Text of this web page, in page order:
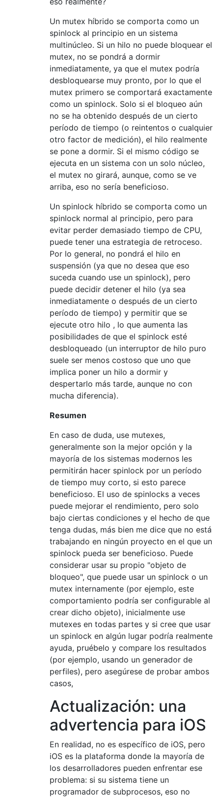
Un mutex híbrido se comporta como un
spinlock al principio en un sistema
multinúcleo. Si un hilo no puede bloquear el
mutex, no se pondrá a dormir
inmediatamente, ya que el mutex podría
desbloquearse muy pronto, por lo que el
mutex primero se comportará exactamente
como un spinlock. Solo si el bloqueo aún
no se ha obtenido después de un cierto
período de tiempo (o reintentos o cualquier
otro factor de medición), el hilo realmente
se pone a dormir. Si el mismo código se
ejecuta en un sistema con un solo núcleo,
el mutex no girará, aunque, como se ve
arriba, eso no sería beneficioso.
Un spinlock híbrido se comporta como un
spinlock normal al principio, pero para
evitar perder demasiado tiempo de CPU,
puede tener una estrategia de retroceso.
Por lo general, no pondrá el hilo en
suspensión (ya que no desea que eso
suceda cuando use un spinlock), pero
puede decidir detener el hilo (ya sea
inmediatamente o después de un cierto
período de tiempo) y permitir que se
ejecute otro hilo , lo que aumenta las
posibilidades de que el spinlock esté
desbloqueado (un interruptor de hilo puro
suele ser menos costoso que uno que
implica poner un hilo a dormir y
despertarlo más tarde, aunque no con
mucha diferencia).
Resumen
En caso de duda, use mutexes,
generalmente son la mejor opción y la
mayoría de los sistemas modernos les
permitirán hacer spinlock por un período
de tiempo muy corto, si esto parece
beneficioso. El uso de spinlocks a veces
puede mejorar el rendimiento, pero solo
bajo ciertas condiciones y el hecho de que
tenga dudas, más bien me dice que no está
trabajando en ningún proyecto en el que un
spinlock pueda ser beneficioso. Puede
considerar usar su propio "objeto de
bloqueo", que puede usar un spinlock o un
mutex internamente (por ejemplo, este
comportamiento podría ser configurable al
crear dicho objeto), inicialmente use
mutexes en todas partes y si cree que usar
un spinlock en algún lugar podría realmente
ayuda, pruébelo y compare los resultados
(por ejemplo, usando un generador de
perfiles), pero asegúrese de probar ambos
casos,
Actualización: una
advertencia para iOS
En realidad, no es específico de iOS, pero
iOS es la plataforma donde la mayoría de
los desarrolladores pueden enfrentar ese
problema: si su sistema tiene un
programador de subprocesos, eso no